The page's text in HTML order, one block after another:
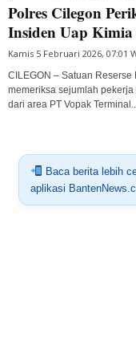
Polres Cilegon
Insiden Uap
Kamis 5 Februari 2026, 07:01
CILEGON – Satuan
memeriksa sejumlah
dari area PT Vopak Terminal...
Baca berita lebih
aplikasi